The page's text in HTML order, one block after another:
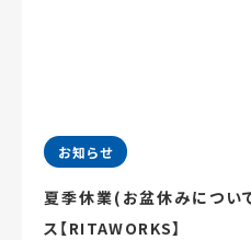
お知らせ
夏季休業(お盆休みについ
ス【RITAWORKS】